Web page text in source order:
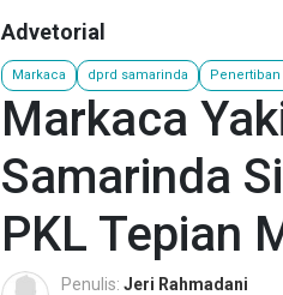
Advetorial
Markaca dprd samarinda Penertiban
Markaca
Samarinda
PKL Tepian
Penulis: Jeri Rahmadani